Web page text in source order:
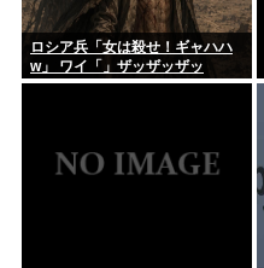
ロシア兵「女は殺せ！ギャハハ
w」 ワイ「」ザッザッザッ